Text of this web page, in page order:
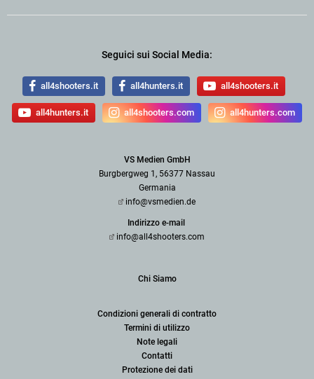
Seguici sui Social Media:
all4shooters.it all4hunters.it all4shooters.it
all4hunters.it all4shooters.com all4hunters.com
VS Medien GmbH
Burgbergweg 1, 56377 Nassau
Germania
info@vsmedien.de
Indirizzo e-mail
info@all4shooters.com
Chi Siamo
Condizioni generali di contratto
Termini di utilizzo
Note legali
Contatti
Protezione dei dati